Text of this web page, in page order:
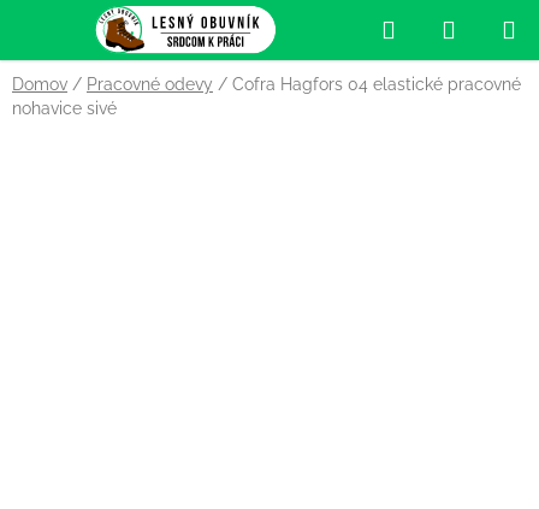
obsah
Hľadať
KOŠÍK
Domov / Pracovné odevy / Cofra Hagfors 04 elastické pracovné
nohavice sivé